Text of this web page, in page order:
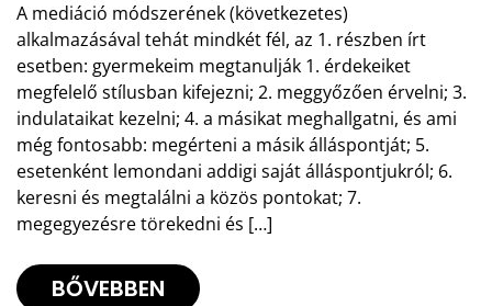
A mediáció módszerének (következetes)
alkalmazásával tehát mindkét fél, az 1. részben írt
esetben: gyermekeim megtanulják 1. érdekeiket
megfelelő stílusban kifejezni; 2. meggyőzően érvelni; 3.
indulataikat kezelni; 4. a másikat meghallgatni, és ami
még fontosabb: megérteni a másik álláspontját; 5.
esetenként lemondani addigi saját álláspontjukról; 6.
keresni és megtalálni a közös pontokat; 7.
megegyezésre törekedni és […]
BŐVEBBEN